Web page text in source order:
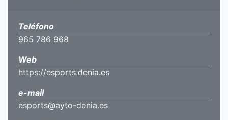
Teléfono
965 786 968
Web
https://esports.denia.es
e-mail
esports@ayto-denia.es